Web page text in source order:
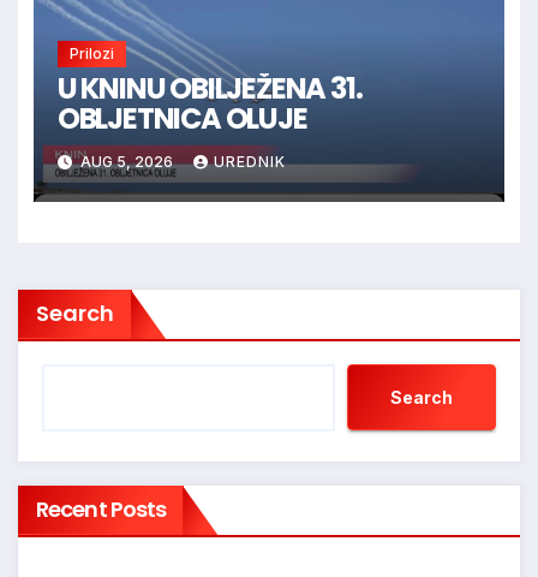
Prilozi
U KNINU OBILJEŽENA 31.
OBLJETNICA OLUJE
AUG 5, 2026 UREDNIK
Search
Search
Recent Posts